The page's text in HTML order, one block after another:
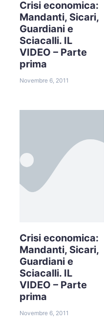
Crisi economica:
Mandanti, Sicari,
Guardiani e
Sciacalli. IL
VIDEO – Parte
prima
Novembre 6, 2011
Crisi economica:
Mandanti, Sicari,
Guardiani e
Sciacalli. IL
VIDEO – Parte
prima
Novembre 6, 2011